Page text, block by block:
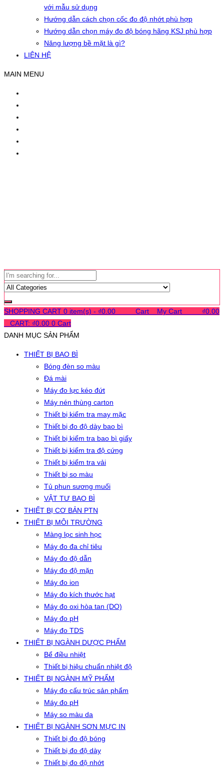
với mẫu sử dụng
Hướng dẫn cách chọn cốc đo độ nhớt phù hợp
Hướng dẫn chọn máy đo độ bóng hãng KSJ phù hợp
Năng lượng bề mặt là gì?
LIÊN HỆ
MAIN MENU
SHOPPING CART 0 item(s) - ₫0.00 Cart My Cart ₫0.00
CART: ₫0.00 0 Cart
DANH MỤC SẢN PHẨM
THIẾT BỊ BAO BÌ
Bóng đèn so màu
Đá mài
Máy đo lực kéo đứt
Máy nén thùng carton
Thiết bị kiểm tra may mặc
Thiết bị đo độ dày bao bì
Thiết bị kiểm tra bao bì giấy
Thiết bị kiểm tra độ cứng
Thiết bị kiểm tra vải
Thiết bị so màu
Tủ phun sương muối
VẬT TƯ BAO BÌ
THIẾT BỊ CƠ BẢN PTN
THIẾT BỊ MÔI TRƯỜNG
Màng lọc sinh học
Máy đo đa chỉ tiêu
Máy đo độ dẫn
Máy đo độ mặn
Máy đo ion
Máy đo kích thước hạt
Máy đo oxi hòa tan (DO)
Máy đo pH
Máy đo TDS
THIẾT BỊ NGÀNH DƯỢC PHẨM
Bể điều nhiệt
Thiết bị hiệu chuẩn nhiệt độ
THIẾT BỊ NGÀNH MỸ PHẨM
Máy đo cấu trúc sản phẩm
Máy đo pH
Máy so màu da
THIẾT BỊ NGÀNH SƠN MỰC IN
Thiết bị đo độ bóng
Thiết bị đo độ dày
Thiết bị đo độ nhớt